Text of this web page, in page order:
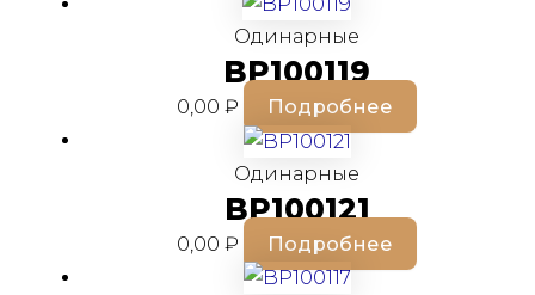
Одинарные
BP100119
0,00₽ Подробнее
Одинарные
BP100121
0,00₽ Подробнее